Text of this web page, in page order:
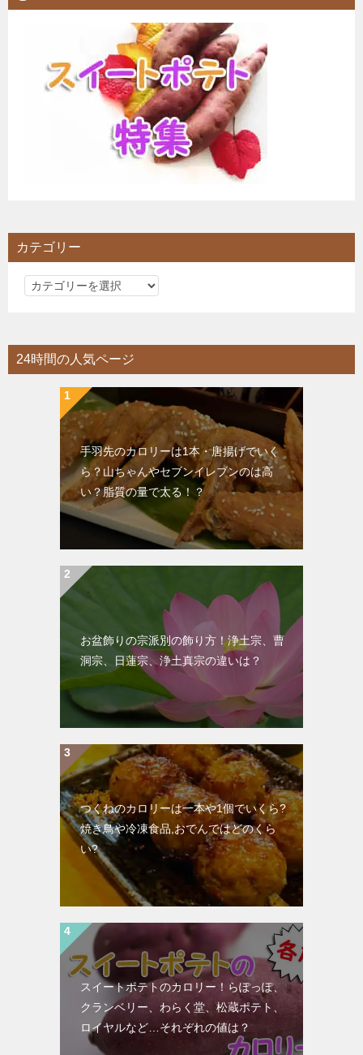
ョ
カテゴリー
カ
リ
ー
24時間の人気ページ
手羽先のカロリーは1本・唐揚げでいく
ら？山ちゃんやセブンイレブンのは高
い？脂質の量で太る！？
お盆飾りの宗派別の飾り方！浄土宗、曹
洞宗、日蓮宗、浄土真宗の違いは？
つくねのカロリーは一本や1個でいくら?
焼き鳥や冷凍食品,おでんではどのくら
い?
スイートポテトのカロリー！らぽっぽ、
クランベリー、わらく堂、松蔵ポテト、
ロイヤルなど…それぞれの値は？